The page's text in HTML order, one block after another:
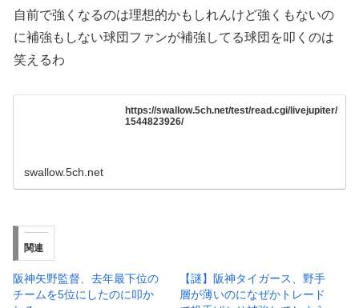
自前で強くなるのは理想的かもしれんけど強くもないの
に補強もしない球団ファンが補強してる球団を叩くのは
笑えるわ
https://swallow.5ch.net/test/read.cgi/livejupiter/
1544823926/
swallow.5ch.net
関連
阪神矢野監督、去年最下位の
チームを5位にしたのに叩か
【謎】阪神タイガース、野手
層が薄いのになぜかトレード